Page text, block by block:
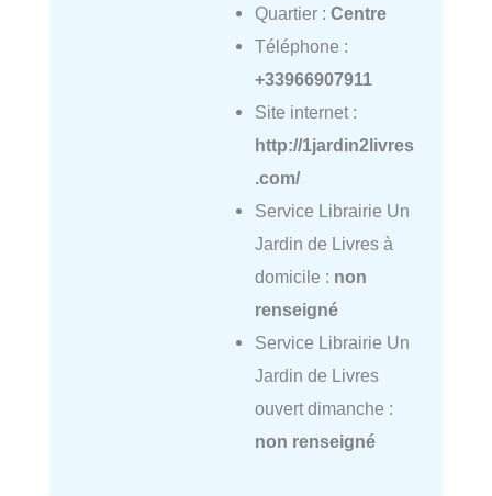
Quartier : Centre
Téléphone :
+33966907911
Site internet :
http://1jardin2livres
.com/
Service Librairie Un
Jardin de Livres à
domicile : non
renseigné
Service Librairie Un
Jardin de Livres
ouvert dimanche :
non renseigné